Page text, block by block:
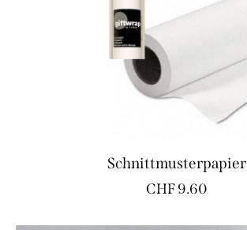
Schnittmusterpapier
CHF9.60